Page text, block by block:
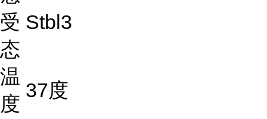
受
态
Stbl3
温
度
37度